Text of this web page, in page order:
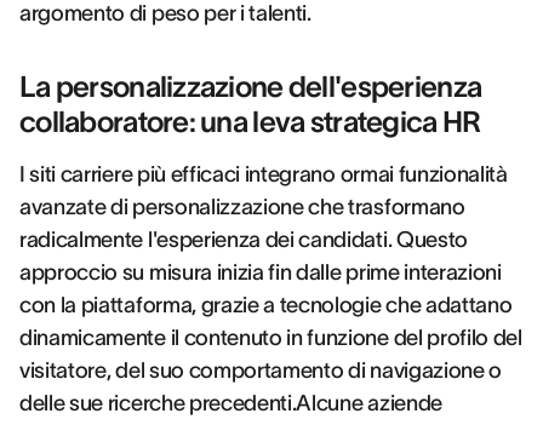
argomento di peso per i talenti.
La personalizzazione dell'esperienza
collaboratore: una leva strategica HR
I siti carriere più efficaci integrano ormai funzionalità
avanzate di personalizzazione che trasformano
radicalmente l'esperienza dei candidati. Questo
approccio su misura inizia fin dalle prime interazioni
con la piattaforma, grazie a tecnologie che adattano
dinamicamente il contenuto in funzione del profilo del
visitatore, del suo comportamento di navigazione o
delle sue ricerche precedenti.Alcune aziende